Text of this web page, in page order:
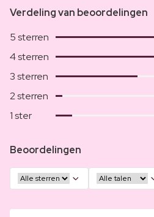
Verdeling van beoordelingen
5 sterren
4 sterren
3 sterren
2 sterren
1 ster
Beoordelingen